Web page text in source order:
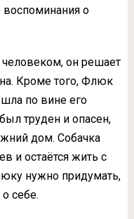
о
он решает
Кроме того, Флюк
по вине его
труден и опасен,
дом. Собачка
и остаётся жить с
нужно придумать,
себе.